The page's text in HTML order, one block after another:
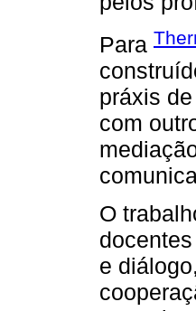
Para
práxis
com
O
e